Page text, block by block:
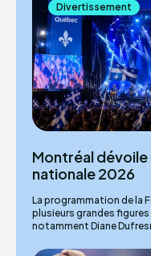
Divertissement
Montréal dévoile
nationale 2026
La programmation de la
plusieurs grandes
notamment Diane